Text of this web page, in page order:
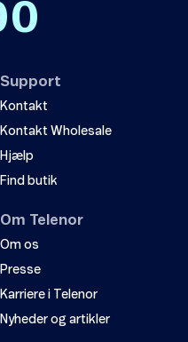
Support
Kontakt
Kontakt Wholesale
Hjælp
Find butik
Om Telenor
Om os
Presse
Karriere i Telenor
Nyheder og artikler